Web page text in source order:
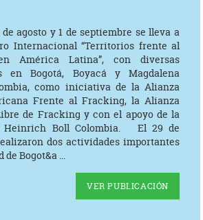
agosto y 1 de septiembre se lleva a
Internacional “Territorios frente al
América Latina”, con diversas
en Bogotá, Boyacá y Magdalena
como iniciativa de la Alianza
Frente al Fracking, la Alianza
de Fracking y con el apoyo de la
Heinrich Boll Colombia. El 29 de
dos actividades importantes
de Bogot&a ...
VER PUBLICACIÓN